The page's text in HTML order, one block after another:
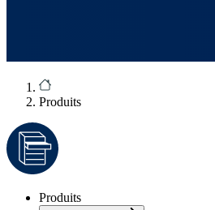
Produits
Produits